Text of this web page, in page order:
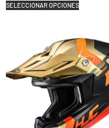
SELECCIONAR OPCIONES